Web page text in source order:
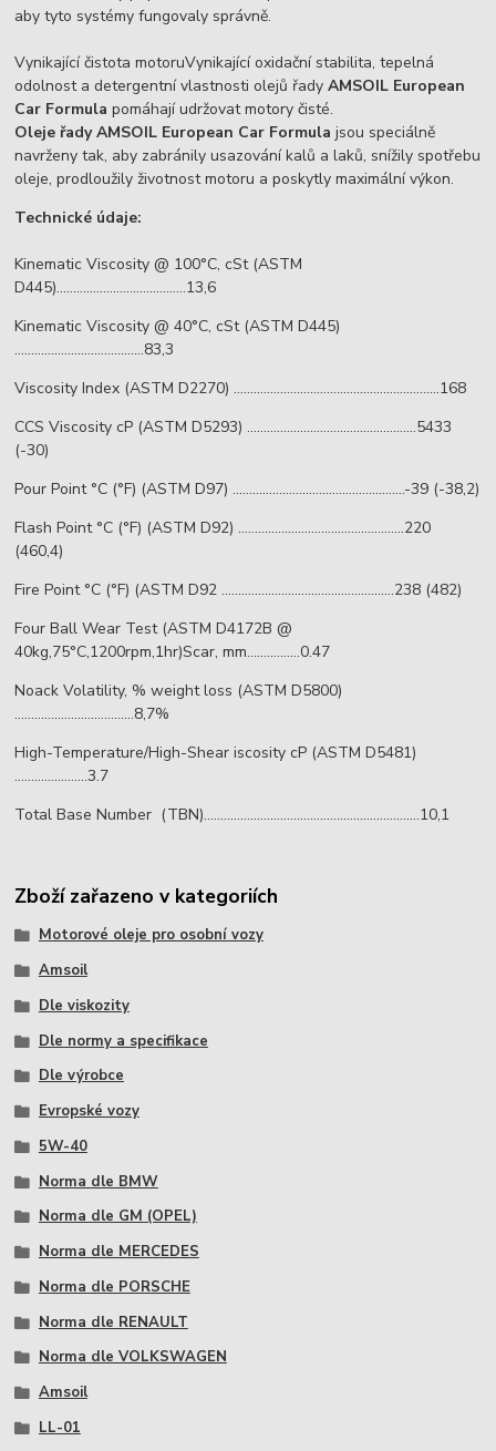
aby tyto systémy fungovaly správně.
Vynikající čistota motoruVynikající oxidační stabilita, tepelná
odolnost a detergentní vlastnosti olejů řadyAMSOIL European
Car Formula pomáhají udržovat motory čisté.
Oleje řady AMSOIL European Car Formula jsou speciálně
navrženy tak, aby zabránily usazování kalů a laků, snížily spotřebu
oleje, prodloužily životnost motoru a poskytly maximální výkon.
Technické údaje:
Kinematic Viscosity @ 100°C, cSt (ASTM
D445).......................................13,6
Kinematic Viscosity @ 40°C, cSt (ASTM D445)
.......................................83,3
Viscosity Index (ASTM D2270) ..............................................................168
CCS Viscosity cP (ASTM D5293) ...................................................5433
(-30)
Pour Point °C (°F) (ASTM D97) ....................................................-39 (-38,2)
Flash Point °C (°F) (ASTM D92) ..................................................220
(460,4)
Fire Point °C (°F) (ASTM D92 ....................................................238 (482)
Four Ball Wear Test (ASTM D4172B @
40kg,75°C,1200rpm,1hr)Scar, mm................0.47
Noack Volatility, % weight loss (ASTM D5800)
....................................8,7%
High-Temperature/High-Shear iscosity cP (ASTM D5481)
......................3.7
Total Base Number (TBN).................................................................10,1
Zboží zařazeno v kategoriích
Motorové oleje pro osobní vozy
Amsoil
Dle viskozity
Dle normy a specifikace
Dle výrobce
Evropské vozy
5W-40
Norma dle BMW
Norma dle GM (OPEL)
Norma dle MERCEDES
Norma dle PORSCHE
Norma dle RENAULT
Norma dle VOLKSWAGEN
Amsoil
LL-01